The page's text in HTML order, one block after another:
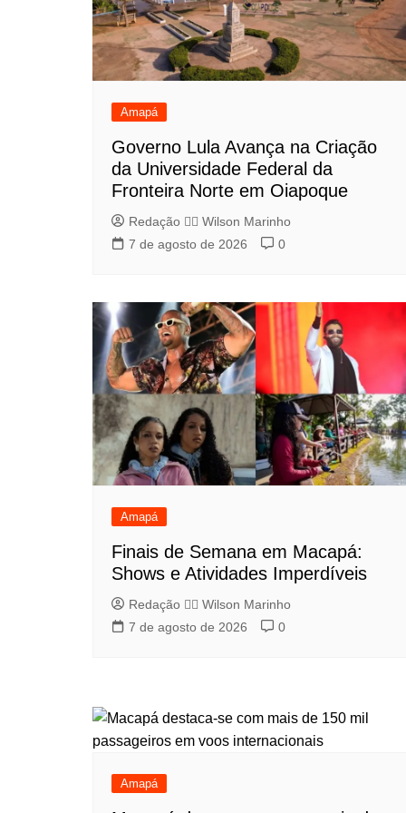
Amapá
Governo Lula Avança na Criação
da Universidade Federal da
Fronteira Norte em Oiapoque
Redação 👨‍⚖️​ Wilson Marinho
7 de agosto de 2026
0
Amapá
Finais de Semana em Macapá:
Shows e Atividades Imperdíveis
Redação 👨‍⚖️​ Wilson Marinho
7 de agosto de 2026
0
Amapá